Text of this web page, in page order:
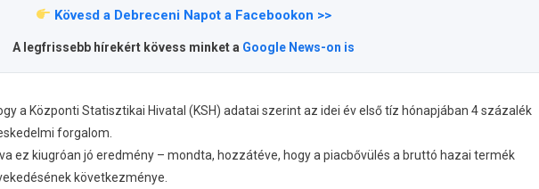
Kövesd a Debreceni Napot a Facebookon >>
A legfrissebb hírekért kövess minket a Google News-on is
a Központi Statisztikai Hivatal (KSH) adatai szerint az idei év első tíz hónapjában 4 százalék
forgalom.
ez kiugróan jó eredmény – mondta, hozzátéve, hogy a piacbővülés a bruttó hazai termék
következménye.